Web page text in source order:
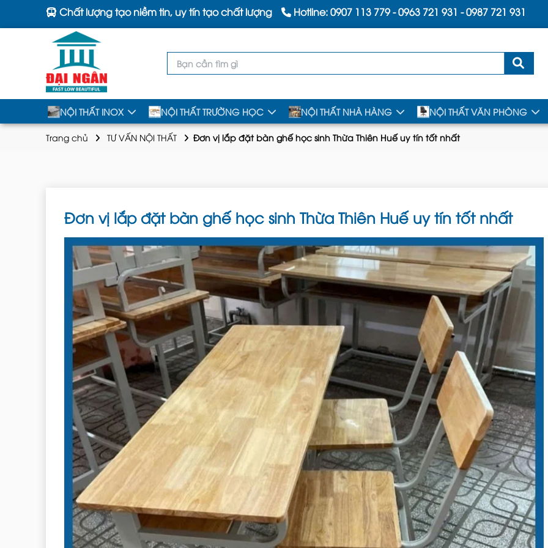
Chất lượng tạo niềm tin, uy tín tạo chất lượng Hotline:0907 113 779-0963 721 931 -0987 721 931
NỘI THẤT INOX NỘI THẤT TRƯỜNG HỌC NỘI THẤT NHÀ HÀNG NỘI THẤT VĂN PHÒNG
Trang chủ TƯ VẤN NỘI THẤT Đơn vị lắp đặt bàn ghế học sinh Thừa Thiên Huế uy tín tốt nhất
Đơn vị lắp đặt bàn ghế học sinh Thừa Thiên Huế uy tín tốt nhất